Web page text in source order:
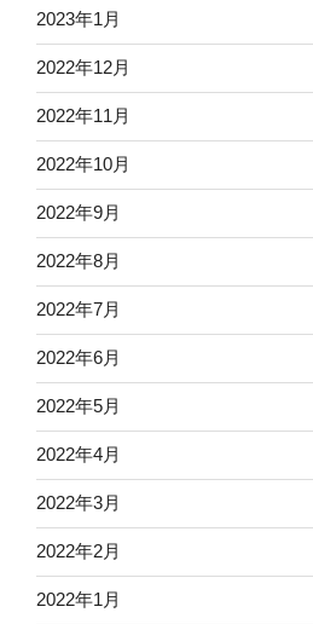
2023年1月
2022年12月
2022年11月
2022年10月
2022年9月
2022年8月
2022年7月
2022年6月
2022年5月
2022年4月
2022年3月
2022年2月
2022年1月